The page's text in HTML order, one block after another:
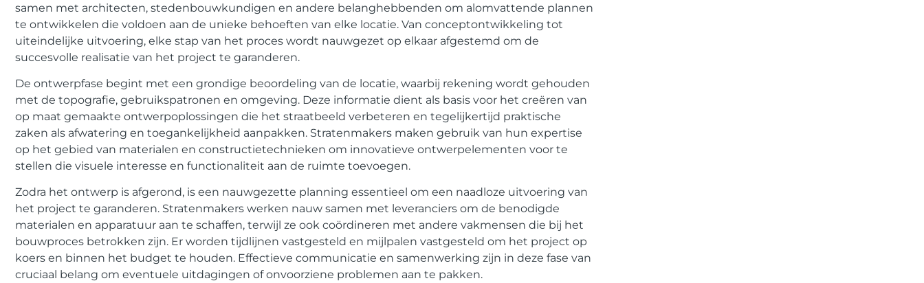
samen met architecten, stedenbouwkundigen en andere belanghebbenden om alomvattende plannen
te ontwikkelen die voldoen aan de unieke behoeften van elke locatie. Van conceptontwikkeling tot
uiteindelijke uitvoering, elke stap van het proces wordt nauwgezet op elkaar afgestemd om de
succesvolle realisatie van het project te garanderen.
De ontwerpfase begint met een grondige beoordeling van de locatie, waarbij rekening wordt gehouden
met de topografie, gebruikspatronen en omgeving. Deze informatie dient als basis voor het creëren van
op maat gemaakte ontwerpoplossingen die het straatbeeld verbeteren en tegelijkertijd praktische
zaken als afwatering en toegankelijkheid aanpakken. Stratenmakers maken gebruik van hun expertise
op het gebied van materialen en constructietechnieken om innovatieve ontwerpelementen voor te
stellen die visuele interesse en functionaliteit aan de ruimte toevoegen.
Zodra het ontwerp is afgerond, is een nauwgezette planning essentieel om een ​​naadloze uitvoering van
het project te garanderen. Stratenmakers werken nauw samen met leveranciers om de benodigde
materialen en apparatuur aan te schaffen, terwijl ze ook coördineren met andere vakmensen die bij het
bouwproces betrokken zijn. Er worden tijdlijnen vastgesteld en mijlpalen vastgesteld om het project op
koers en binnen het budget te houden. Effectieve communicatie en samenwerking zijn in deze fase van
cruciaal belang om eventuele uitdagingen of onvoorziene problemen aan te pakken.